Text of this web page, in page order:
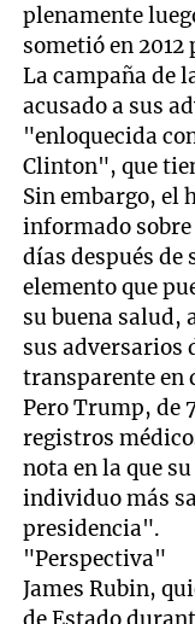
plenamente
sometió en
La campaña de
acusado a sus
"enloquecida
Clinton", que
Sin embargo, el
informado sobre
días después de
elemento que
su buena salud,
sus adversarios
transparente en
Pero Trump, de
registros
nota en la que
individuo más
presidencia".
"Perspectiva"
James Rubin,